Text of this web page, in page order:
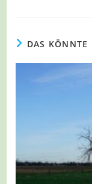
DAS KÖNNTE